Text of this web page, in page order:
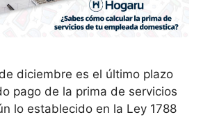
diciembre es el último plazo
pago de la prima de servicios
lo establecido en la Ley 1788